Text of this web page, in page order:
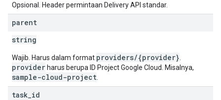
Opsional. Header permintaan Delivery API standar.
parent
string
Wajib. Harus dalam format providers/{provider}
provider harus berupa ID Project Google Cloud. Misalnya,
sample-cloud-project
task id